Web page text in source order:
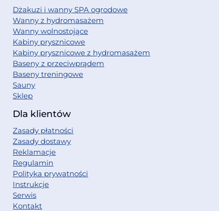
Dżakuzi i wanny SPA ogrodowe
Wanny z hydromasażem
Wanny wolnostojące
Kabiny prysznicowe
Kabiny prysznicowe z hydromasażem
Baseny z przeciwprądem
Baseny treningowe
Sauny
Sklep
Dla klientów
Zasady płatności
Zasady dostawy
Reklamacje
Regulamin
Polityka prywatności
Instrukcje
Serwis
Kontakt